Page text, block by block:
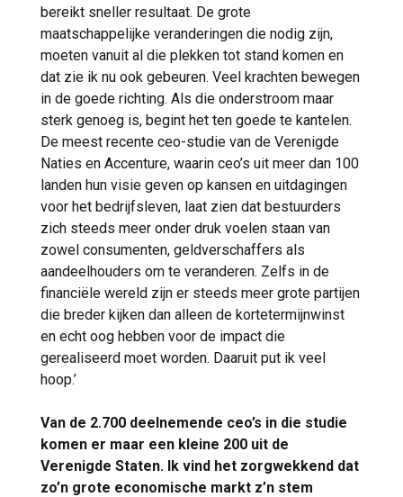
bereikt sneller resultaat. De grote
maatschappelijke veranderingen die nodig zijn,
moeten vanuit al die plekken tot stand komen en
dat zie ik nu ook gebeuren. Veel krachten bewegen
in de goede richting. Als die onderstroom maar
sterk genoeg is, begint het ten goede te kantelen.
De meest recente ceo-studie van de Verenigde
Naties en Accenture, waarin ceo’s uit meer dan 100
landen hun visie geven op kansen en uitdagingen
voor het bedrijfsleven, laat zien dat bestuurders
zich steeds meer onder druk voelen staan van
zowel consumenten, geldverschaffers als
aandeelhouders om te veranderen. Zelfs in de
financiële wereld zijn er steeds meer grote partijen
die breder kijken dan alleen de kortetermijnwinst
en echt oog hebben voor de impact die
gerealiseerd moet worden. Daaruit put ik veel
hoop.’
Van de 2.700 deelnemende ceo’s in die studie
komen er maar een kleine 200 uit de
Verenigde Staten. Ik vind het zorgwekkend dat
zo’n grote economische markt z’n stem